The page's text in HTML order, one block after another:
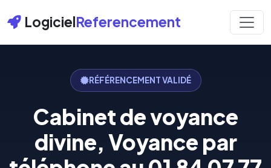
LogicielReferencement
RÉFÉRENCEMENT VALIDÉ
Cabinet de voyance
divine, Voyance par